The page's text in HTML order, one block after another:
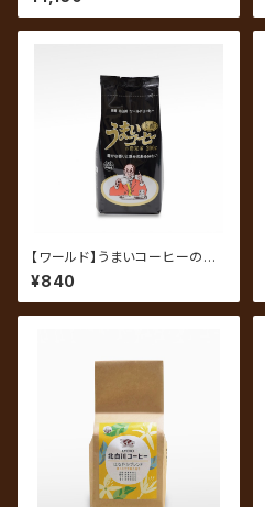
【ワールド】うまいコーヒーの指
定席 芳醇ブレンド 200g（中
挽き）
¥840